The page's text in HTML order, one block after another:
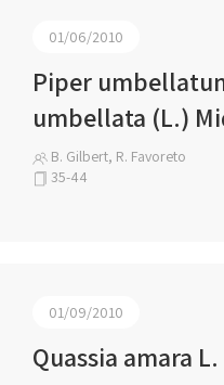
01/06/2010
Piper
umbellata (L.)
B. Gilbert, R. Favoreto
35-44
01/09/2010
Quassia amara